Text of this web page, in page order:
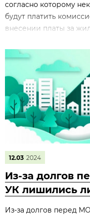
согласно которому
будут платить
внесении платы за
12.03 2024
Из-за долгов
УК лишились
Из-за долгов перед